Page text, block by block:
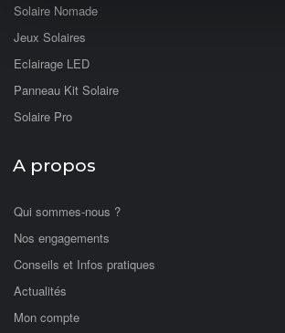
Solaire Nomade
Jeux Solaires
Eclairage LED
Panneau Kit Solaire
Solaire Pro
A propos
Qui sommes-nous ?
Nos engagements
Conseils et Infos pratiques
Actualités
Mon compte